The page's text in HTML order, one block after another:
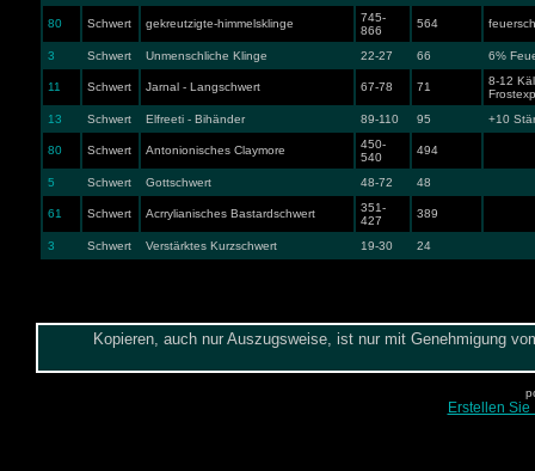
80 Schwert gekreutzigte-himmelsklinge
745-
866
564
3 Schwert Unmenschliche Klinge 22-27 66 6%
11 Schwert Jarnal - Langschwert 67-78 71
8-12
13
Schwert Elfreeti - Bihänder 89-110 95 +10
80 Schwert Antonionisches Claymore
450-
540
494
5 Schwert Gottschwert 48-72 48
61 Schwert Acrrylianisches Bastardschwert
351-
427
389
3 Schwert Verstärktes Kurzschwert 19-30 24
Kopieren, auch nur Auszugsweise, ist nur mit Genehmigung
Erstellen